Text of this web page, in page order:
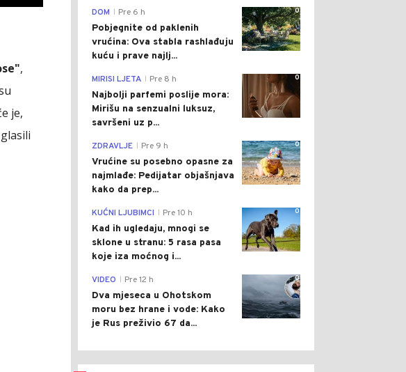
,
je,
0
DOM Pre 6 h
Pobjegnite od paklenih
vrućina: Ova stabla rashlađuju
kuću i prave najlj...
0
MIRISI LJETA Pre 8 h
Najbolji parfemi poslije mora:
Mirišu na senzualni luksuz,
savršeni uz p...
0
ZDRAVLJE Pre 9 h
Vrućine su posebno opasne za
najmlađe: Pedijatar objašnjava
kako da prep...
0
KUĆNI LJUBIMCI Pre 10 h
Kad ih ugledaju, mnogi se
sklone u stranu: 5 rasa pasa
koje iza moćnog i...
0
VIDEO Pre 12 h
Dva mjeseca u Ohotskom
moru bez hrane i vode: Kako
je Rus preživio 67 da...